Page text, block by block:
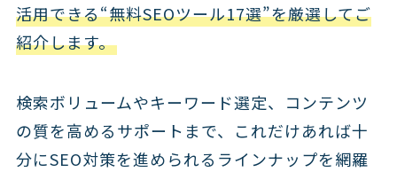
活用できる“無料SEOツール17選”を厳選してご
紹介します。
検索ボリュームやキーワード選定、コンテンツ
の質を高めるサポートまで、これだけあれば十
分にSEO対策を進められるラインナップを網羅